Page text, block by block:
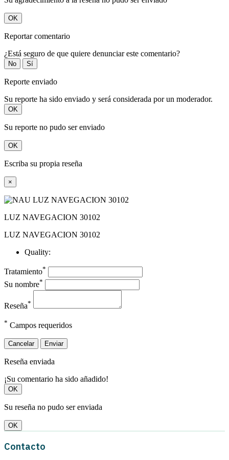
OK
Reportar comentario
¿Está seguro de que quiere denunciar este comentario?
No Sí
Reporte enviado
Su reporte ha sido enviado y será considerada por un moderador.
OK
Su reporte no pudo ser enviado
OK
Escriba su propia reseña
×
LUZ NAVEGACION 30102
LUZ NAVEGACION 30102
Quality:
Tratamiento*
Su nombre*
Reseña*
* Campos requeridos
Cancelar Enviar
Reseña enviada
¡Su comentario ha sido añadido!
OK
Su reseña no pudo ser enviada
OK
Contacto